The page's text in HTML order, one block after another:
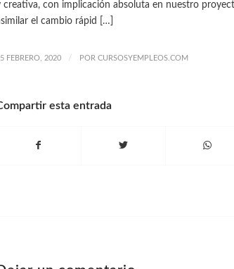
creativa, con implicación absoluta en nuestro
el cambio rápid […]
FEBRERO, 2020 / POR CURSOSYEMPLEOS.COM
esta entrada